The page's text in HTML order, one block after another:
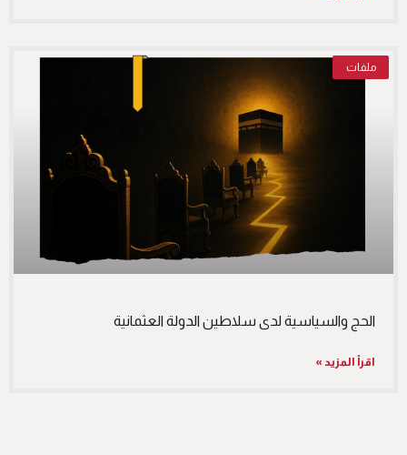
ملفات
الحج والسياسية لدى سلاطين الدولة العثمانية
اقرأ المزيد »